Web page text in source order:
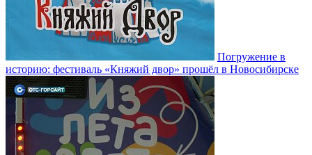
Погружение в
историю: фестиваль «Княжий двор» прошёл в Новосибирске